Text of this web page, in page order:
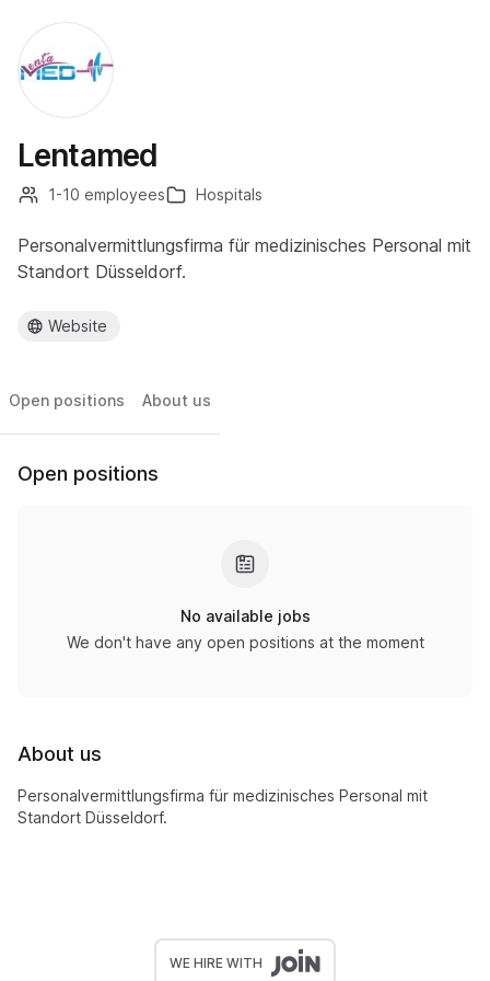
Lentamed
1-10 employees Hospitals
Personalvermittlungsfirma für medizinisches Personal mit
Standort Düsseldorf.
Website
Open positions About us
Open positions
No available jobs
We don't have any open positions at the moment
About us
Personalvermittlungsfirma für medizinisches Personal mit
Standort Düsseldorf.
WE HIRE WITH